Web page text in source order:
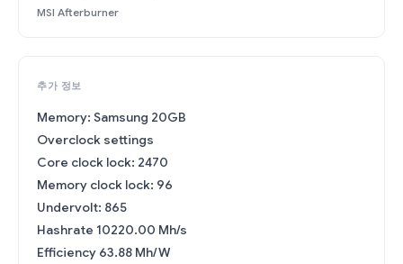
MSI Afterburner
추가 정보
Memory: Samsung 20GB
Overclock settings
Core clock lock: 2470
Memory clock lock: 96
Undervolt: 865
Hashrate 10220.00 Mh/s
Efficiency 63.88 Mh/W